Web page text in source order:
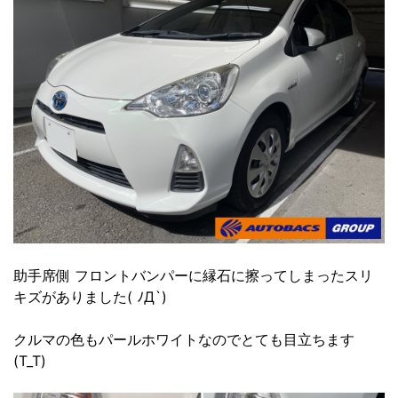
助手席側 フロントバンパーに縁石に擦ってしまったスリ
キズがありました( ﾉД`)
クルマの色もパールホワイトなのでとても目立ちます
(T_T)